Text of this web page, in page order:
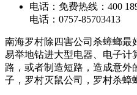
电话： 免费热线：400
电话：0757-85703413
南海罗村除四害公司​杀蟑螂最
易举地钻进大型电器、电子计
路，或者制造短路，造成意
子，罗村灭鼠公司，罗村杀蟑